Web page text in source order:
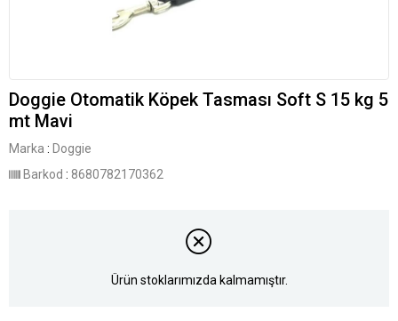
Doggie Otomatik Köpek Tasması Soft S 15 kg 5
mt Mavi
Marka : Doggie
Barkod : 8680782170362
Ürün stoklarımızda kalmamıştır.